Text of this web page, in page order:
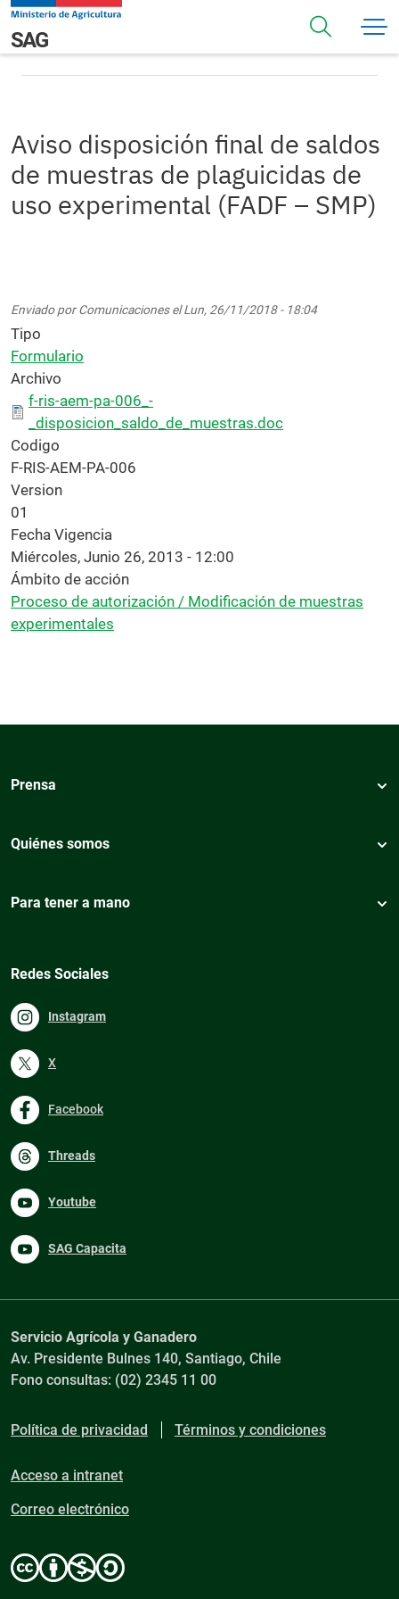
Pasar al contenido principal
Navegación principal
SAGAviso disposición final de saldos de muestras de
plaguicidas de uso experimental (FADF – SMP)
Aviso disposición final de saldos
de muestras de plaguicidas de
uso experimental (FADF – SMP)
Enviado porComunicacioneselLun, 26/11/2018 - 18:04
Tipo
Formulario
Archivo
f-ris-aem-pa-006_-
_disposicion_saldo_de_muestras.doc
Codigo
F-RIS-AEM-PA-006
Version
01
Fecha Vigencia
Miércoles, Junio 26, 2013 - 12:00
Ámbito de acción
Proceso de autorización / Modificación de muestras
experimentales
Prensa
Quiénes somos
Para tener a mano
Redes Sociales
Instagram
X
Facebook
Threads
Youtube
SAG Capacita
Servicio Agrícola y Ganadero
Av. Presidente Bulnes 140, Santiago, Chile
Fono consultas: (02) 2345 11 00
Política de privacidad Términos y condiciones
Acceso a intranet
Correo electrónico